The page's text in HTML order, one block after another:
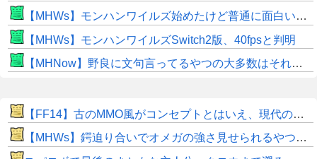
【MHWs】モンハンワイルズ始めたけど普通に面白いじゃん
【MHWs】モンハンワイルズSwitch2版、40fpsと判明
【MHNow】野良に文句言ってるやつの大多数はそれしてないだけの雑魚だから聞く耳持つだけムダよ
【FF14】古のMMO風がコンセプトとはいえ、現代の環境に「アクセ極低ドロ率」は合っていないのでは？と話題に
【MHWs】鍔迫り合いでオメガの強さ見せられるやつ一番すき